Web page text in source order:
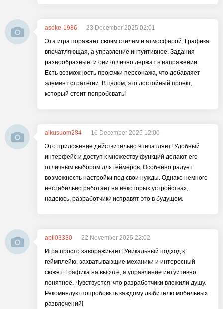
aseke-1986
23 December 2025 02:01
Эта игра поражает своим стилем и атмосферой. Графика
впечатляющая, а управление интуитивное. Задания
разнообразные, и они отлично держат в напряжении.
Есть возможность прокачки персонажа, что добавляет
элемент стратегии. В целом, это достойный проект,
который стоит попробовать!
alkusuom284
16 December 2025 12:00
Это приложение действительно впечатляет! Удобный
интерфейс и доступ к множеству функций делают его
отличным выбором для геймеров. Особенно радует
возможность настройки под свои нужды. Однако немного
нестабильно работает на некоторых устройствах,
надеюсь, разработчики исправят это в будущем.
apti03330
22 November 2025 22:02
Игра просто завораживает! Уникальный подход к
геймплейю, захватывающие механики и интересный
сюжет. Графика на высоте, а управление интуитивно
понятное. Чувствуется, что разработчики вложили душу.
Рекомендую попробовать каждому любителю мобильных
развлечений!